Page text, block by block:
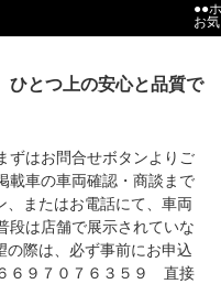
●●
お
ひとつ上の安心と品質で
ずはお問合せボタンよりご
載車の車両確認・商談まで
、またはお電話にて、車両
段は店舗で展示されていな
の際は、必ず事前にお申込
６９７０７６３５９ 直接